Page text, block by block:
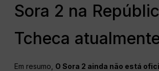
Sora 2 na
Tcheca
Em resumo, O Sora 2 ainda não está